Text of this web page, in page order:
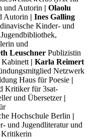
und Autorin | Olaolu
Autorin | Ines Galling
Kinder- und
und
Leuschner Publizistin
Kabinett | Karla Reimert
Netzwerk
Haus für Poesie |
Kritiker für 3sat-
und Übersetzer |
Hochschule Berlin |
und Jugendliteratur und
Kritikerin